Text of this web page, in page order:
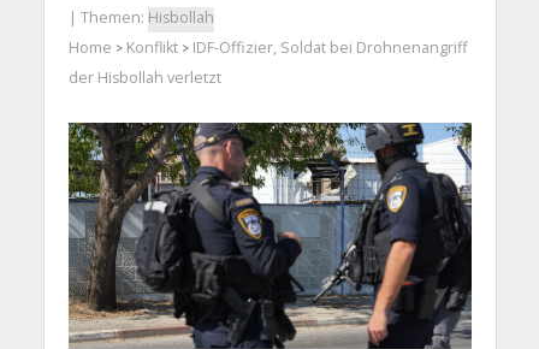
| Themen: Hisbollah
Home > Konflikt> IDF-Offizier, Soldat bei Drohnenangriff
der Hisbollah verletzt